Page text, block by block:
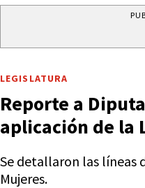
LEGISLATURA
Reporte a
aplicación de la
Se detallaron las líneas
Mujeres.